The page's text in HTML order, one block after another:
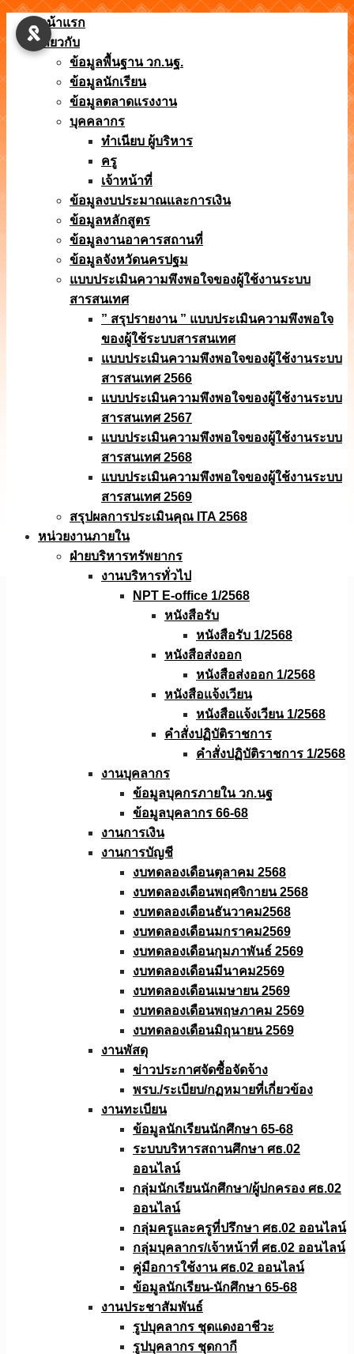
Skip
to
หน้าแรก
เกี่ยวกับ
ข้อมูลพื้นฐาน วก.นฐ.
ข้อมูลนักเรียน
ข้อมูลตลาดแรงงาน
บุคคลากร
ทำเนียบ ผู้บริหาร
ครู
เจ้าหน้าที่
ข้อมูลงบประมาณเเละการเงิน
ข้อมูลหลักสูตร
ข้อมูลงานอาคารสถานที่
ข้อมูลจังหวัดนครปฐม
แบบประเมินความพึงพอใจของผู้ใช้งานระบบ
สารสนเทศ
” สรุปรายงาน ” แบบประเมินความพึงพอใจ
ของผู้ใช้ระบบสารสนเทศ
แบบประเมินความพึงพอใจของผู้ใช้งานระบบ
สารสนเทศ 2566
แบบประเมินความพึงพอใจของผู้ใช้งานระบบ
สารสนเทศ 2567
แบบประเมินความพึงพอใจของผู้ใช้งานระบบ
สารสนเทศ 2568
แบบประเมินความพึงพอใจของผู้ใช้งานระบบ
สารสนเทศ 2569
สรุปผลการประเมินคุณ ITA 2568
หน่วยงานภายใน
ฝ่ายบริหารทรัพยากร
งานบริหารทั่วไป
NPT E-office 1/2568
หนังสือรับ
หนังสือรับ 1/2568
หนังสือส่งออก
หนังสือส่งออก 1/2568
หนังสือแจ้งเวียน
หนังสือเเจ้งเวียน 1/2568
คำสั่งปฏิบัติราชการ
คำสั่งปฏิบัติราชการ 1/2568
งานบุคลากร
ข้อมูลบุคกรภายใน วก.นฐ
ข้อมูลบุคลากร 66-68
งานการเงิน
งานการบัญชี
งบทดลองเดือนตุลาคม 2568
งบทดลองเดือนพฤศจิกายน 2568
งบทดลองเดือนธันวาคม2568
งบทดลองเดือนมกราคม2569
งบทดลองเดือนกุมภาพันธ์ 2569
งบทดลองเดือนมีนาคม2569
งบทดลองเดือนเมษายน 2569
งบทดลองเดือนพฤษภาคม 2569
งบทดลองเดือนมิถุนายน 2569
งานพัสดุ
ข่าวประกาศจัดซื้อจัดจ้าง
พรบ./ระเบียบ/กฏหมายที่เกี่ยวข้อง
งานทะเบียน
ข้อมูลนักเรียนนักศึกษา 65-68
ระบบบริหารสถานศึกษา ศธ.02
ออนไลน์
กลุ่มนักเรียนนักศึกษา/ผู้ปกครอง ศธ.02
ออนไลน์
กลุ่มครูและครูที่ปรึกษา ศธ.02 ออนไลน์
กลุ่มบุคลากร/เจ้าหน้าที่ ศธ.02 ออนไลน์
คู่มือการใช้งาน ศธ.02 ออนไลน์
ข้อมูลนักเรียน-นักศึกษา 65-68
งานประชาสัมพันธ์
รูปบุคลากร ชุดแดงอาชีวะ
รูปบุคลากร ชุดกากี